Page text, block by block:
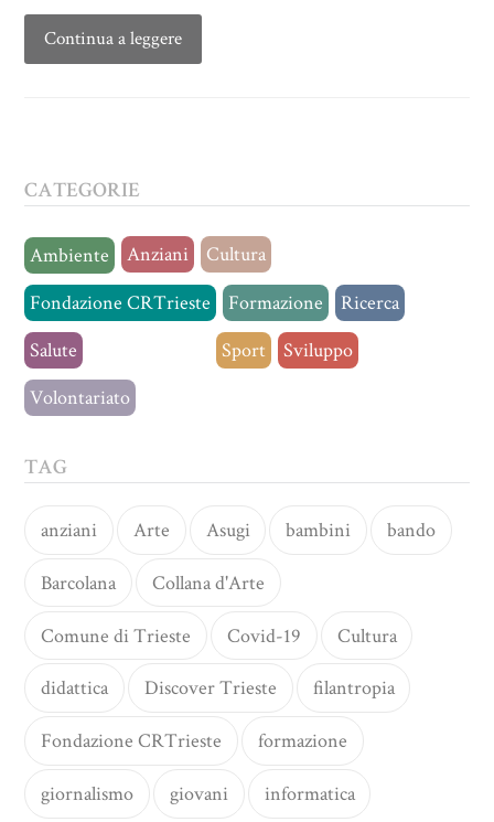
Continua a leggere
CATEGORIE
Ambiente Anziani
Cultura
Fondazione CRTrieste
Formazione
Ricerca
Salute
Sport
Sviluppo
Volontariato
TAG
anziani Arte Asugi bambini bando
Barcolana Collana d'Arte
Comune di Trieste Covid-19 Cultura
didattica Discover Trieste filantropia
Fondazione CRTrieste formazione
giornalismo giovani informatica